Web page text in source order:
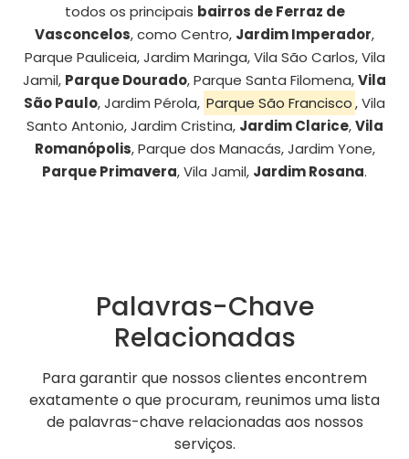
todos os principais bairros de Ferraz de
Vasconcelos, como Centro, Jardim Imperador,
Parque Pauliceia, Jardim Maringa, Vila São Carlos, Vila
Jamil, Parque Dourado, Parque Santa Filomena,Vila
São Paulo, Jardim Pérola, Parque São Francisco, Vila
Santo Antonio, Jardim Cristina, Jardim Clarice,Vila
Romanópolis, Parque dos Manacás, Jardim Yone,
Parque Primavera, Vila Jamil, Jardim Rosana.
Palavras-Chave
Relacionadas
Para garantir que nossos clientes encontrem
exatamente o que procuram, reunimos uma lista
de palavras-chave relacionadas aos nossos
serviços.